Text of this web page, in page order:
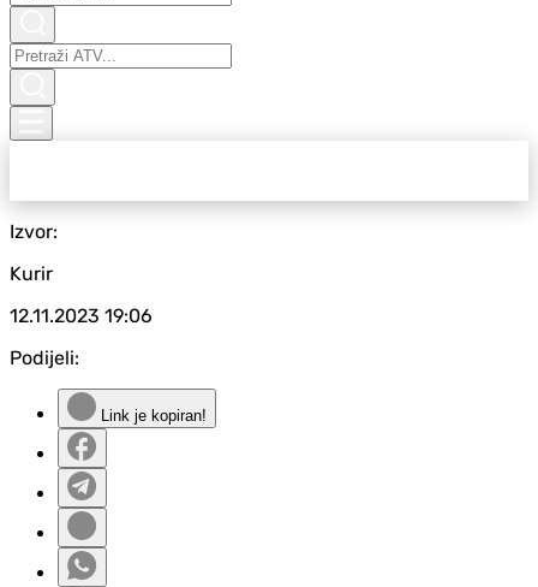
Izvor:
Kurir
12.11.2023 19:06
Podijeli:
Link je kopiran!